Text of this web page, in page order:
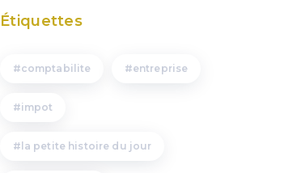
Étiquettes
comptabilite entreprise
impot
la petite histoire du jour